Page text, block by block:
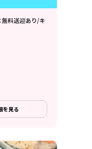
無料送迎あり/キ
を見る